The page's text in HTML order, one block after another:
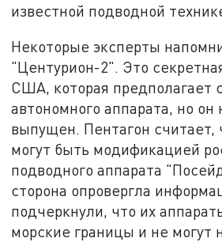
известной подводной
Некоторые эксперты
"Центурион-2". Это
США, которая предполагает
автономного аппарата, но он
выпущен. Пентагон считает,
могут быть модификацией
подводного аппарата
сторона опровергла
подчеркнули, что их
морские границы и не могут